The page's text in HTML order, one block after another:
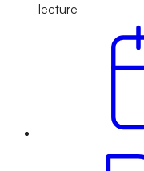
lecture